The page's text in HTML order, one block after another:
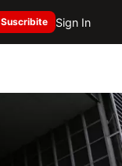
Suscribite Sign In